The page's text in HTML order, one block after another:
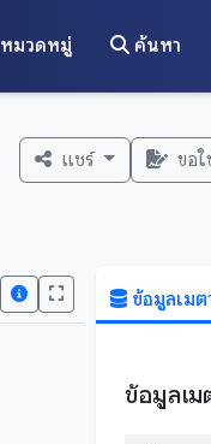
หมวดหมู่ ค้นหา
แชร์ ขอ
ข้อมูลเมต
ข้อมูลเม